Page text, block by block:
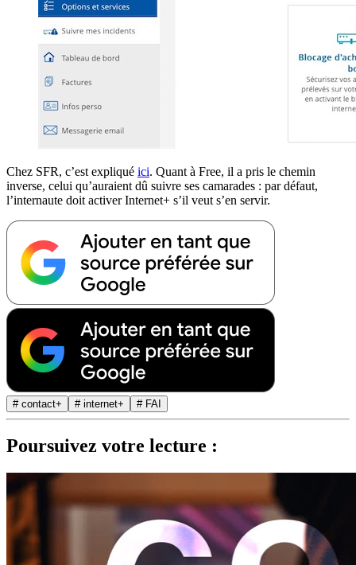
Chez SFR, c’est expliqué ici. Quant à Free, il a pris le chemin
inverse, celui qu’auraient dû suivre ses camarades : par défaut,
l’internaute doit activer Internet+ s’il veut s’en servir.
# contact+ # internet+ # FAI
Poursuivez votre lecture :